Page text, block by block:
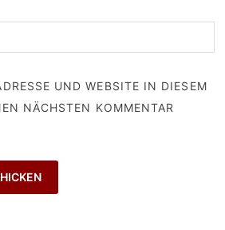
UND WEBSITE IN DIESEM
NÄCHSTEN KOMMENTAR